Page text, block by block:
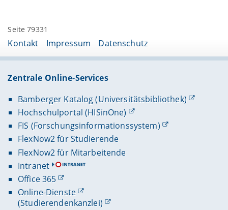
Seite 79331
Kontakt Impressum Datenschutz
Zentrale Online-Services
Bamberger Katalog (Universitätsbibliothek)
Hochschulportal (HISinOne)
FIS (Forschungsinformationssystem)
FlexNow2 für Studierende
FlexNow2 für Mitarbeitende
Intranet
Office 365
Online-Dienste
(Studierendenkanzlei)